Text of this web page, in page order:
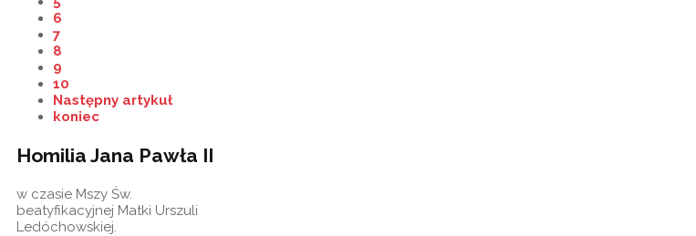
6
7
8
9
10
Następny artykuł
koniec
Homilia Jana Pawła II
w czasie Mszy Św.
beatyfikacyjnej Matki Urszuli
Ledóchowskiej.